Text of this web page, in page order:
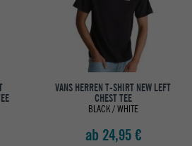
VANS HERREN T-SHIRT NEW LEFT
CHEST TEE
BLACK / WHITE
ab 24,95 €